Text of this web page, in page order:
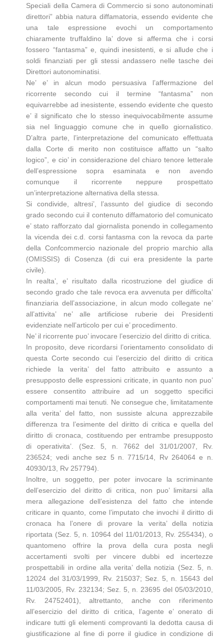
Speciali della Camera di Commercio si sono autonominati
direttori” abbia natura diffamatoria, essendo evidente che
una tale espressione evochi un comportamento
chiaramente truffaldino la’ dove si afferma che i corsi
fossero “fantasma” e, quindi inesistenti, e si allude che i
soldi finanziati per gli stessi andassero nelle tasche dei
Direttori autonominatisi.
Ne’ e’ in alcun modo persuasiva l’affermazione del
ricorrente secondo cui il termine “fantasma” non
equivarrebbe ad inesistente, essendo evidente che questo
e’ il significato che lo stesso inequivocabilmente assume
sia nel linguaggio comune che in quello giornalistico.
D’altra parte, l’interpretazione del comunicato effettuata
dalla Corte di merito non costituisce affatto un “salto
logico”, e cio’ in considerazione del chiaro tenore letterale
dell’espressione sopra esaminata e non avendo
comunque il ricorrente neppure prospettato
un’interpretazione alternativa della stessa.
Si condivide, altresi’, l’assunto del giudice di secondo
grado secondo cui il contenuto diffamatorio del comunicato
e’ stato rafforzato dal giornalista ponendo in collegamento
la vicenda dei c.d. corsi fantasma con la revoca da parte
della Confcommercio nazionale del proprio marchio alla
(OMISSIS) di Cosenza (di cui era presidente la parte
civile).
In realta’, e’ risultato dalla ricostruzione del giudice di
secondo grado che tale revoca era avvenuta per difficolta’
finanziaria dell’associazione, in alcun modo collegate ne’
all’attivita’ ne’ alle artificiose ruberie dei Presidenti
evidenziate nell’articolo per cui e’ procedimento.
Ne’ il ricorrente puo’ invocare l’esercizio del diritto di critica.
In proposito, deve ricordarsi l’orientamento consolidato di
questa Corte secondo cui l’esercizio del diritto di critica
richiede la verita’ del fatto attribuito e assunto a
presupposto delle espressioni criticate, in quanto non puo’
essere consentito attribuire ad un soggetto specifici
comportamenti mai tenuti. Ne consegue che, limitatamente
alla verita’ del fatto, non sussiste alcuna apprezzabile
differenza tra l’esimente del diritto di critica e quella del
diritto di cronaca, costituendo per entrambe presupposto
di operativita’. (Sez. 5, n. 7662 del 31/01/2007, Rv.
236524; vedi anche sez 5 n. 7715/14, Rv 264064 e n.
40930/13, Rv 257794).
Inoltre, un soggetto, per poter invocare la scriminante
dell’esercizio del diritto di critica, non puo’ limitarsi alla
mera allegazione dell’esistenza del fatto che intende
criticare in quanto, come l’imputato che invochi il diritto di
cronaca ha l’onere di provare la verita’ della notizia
riportata (Sez. 5, n. 10964 del 11/01/2013, Rv. 255434), o
quantomeno offrire la prova della cura posta negli
accertamenti svolti per vincere dubbi ed incertezze
prospettabili in ordine alla verita’ della notizia (Sez. 5, n.
12024 del 31/03/1999, Rv. 215037; Sez. 5, n. 15643 del
11/03/2005, Rv. 232134; Sez. 5, n. 23695 del 05/03/2010,
Rv. 24752401), altrettanto, anche con riferimento
all’esercizio del diritto di critica, l’agente e’ onerato di
indicare tutti gli elementi comprovanti la dedotta causa di
giustificazione al fine di porre il giudice in condizione di